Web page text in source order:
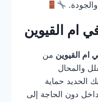
ام القيوين
ام القيوين من
والمحال
الحديد حماية
دون الحاجة إلى